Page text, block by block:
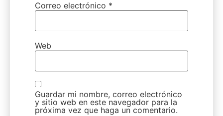
Correo electrónico *
Web
Guardar mi nombre, correo electrónico
y sitio web en este navegador para la
próxima vez que haga un comentario.